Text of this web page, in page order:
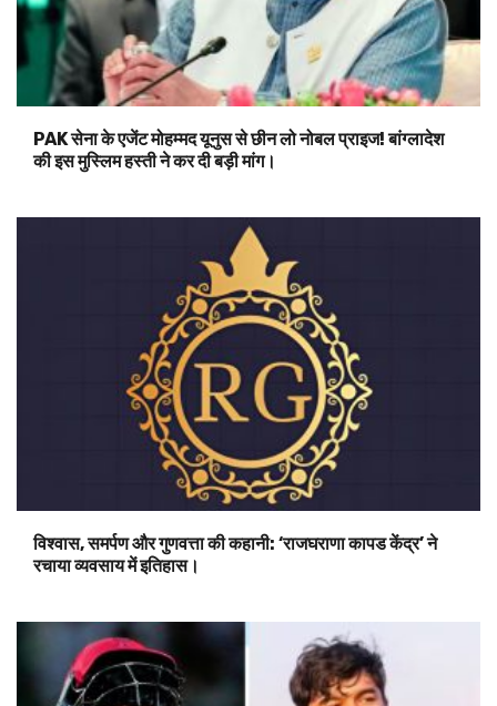
PAK सेना के एजेंट मोहम्मद यूनुस से छीन लो नोबल प्राइज! बांग्लादेश
की इस मुस्लिम हस्ती ने कर दी बड़ी मांग।
विश्वास, समर्पण और गुणवत्ता की कहानी: ‘राजघराणा कापड केंद्र’ ने
रचाया व्यवसाय में इतिहास।